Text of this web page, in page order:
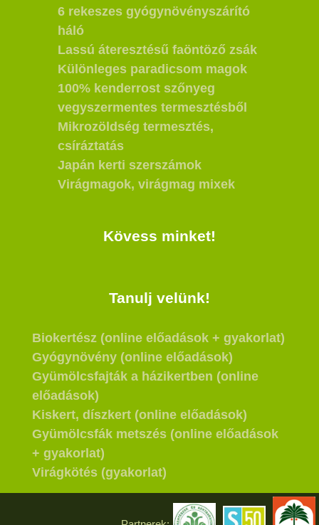
6 rekeszes gyógynövényszárító
háló
Lassú áteresztésű faöntöző zsák
Különleges paradicsom magok
100% kenderrost szőnyeg
vegyszermentes termesztésből
Mikrozöldség termesztés,
csíráztatás
Japán kerti szerszámok
Virágmagok, virágmag mixek
Kövess minket!
Tanulj velünk!
Biokertész (online előadások + gyakorlat)
Gyógynövény (online előadások)
Gyümölcsfajták a házikertben (online
előadások)
Kiskert, díszkert (online előadások)
Gyümölcsfák metszés (online előadások
+ gyakorlat)
Virágkötés (gyakorlat)